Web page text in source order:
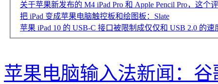
关于苹果新发布的 M4 iPad Pro 和 Apple Pencil Pro，这
把 iPad 变成苹果电脑触控板和绘图板：Slate
苹果 iPad 10 的 USB-C 接口被限制成仅仅和 USB 2.0 的速
苹果电脑输入法新闻：